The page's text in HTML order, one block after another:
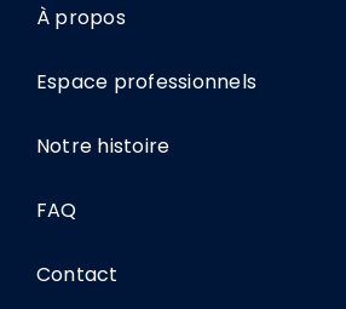
À propos
Espace professionnels
Notre histoire
FAQ
Contact